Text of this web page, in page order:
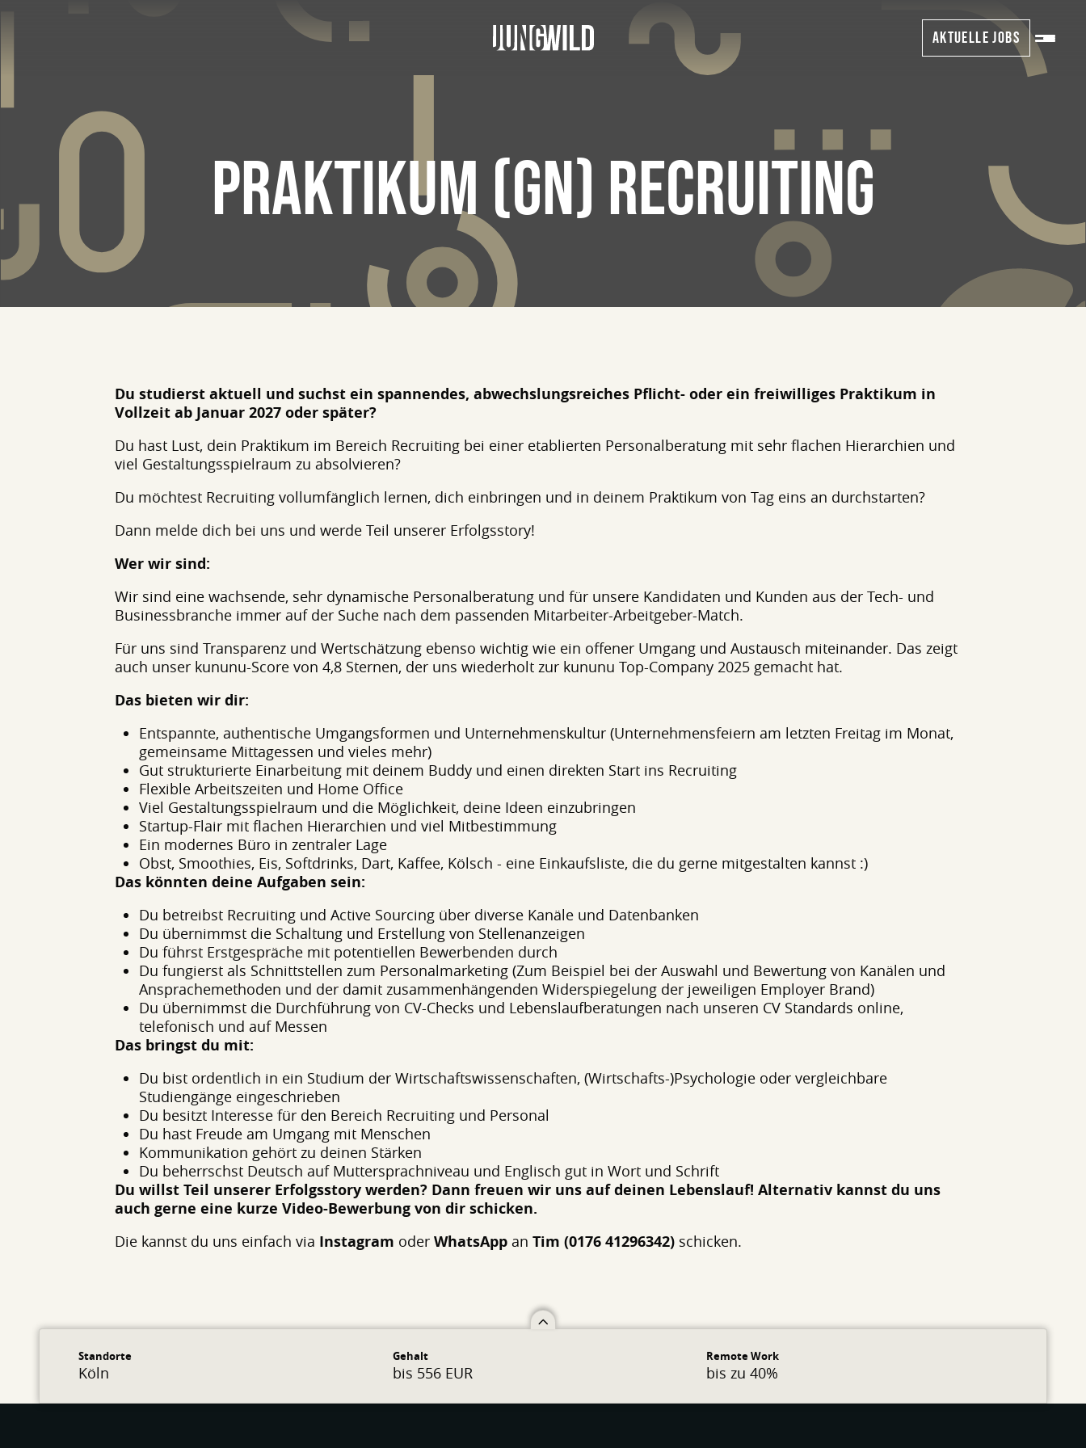
AKTUELLE JOBS
PRAKTIKUM (GN) RECRUITING
Du studierst aktuell und suchst ein spannendes, abwechslungsreiches Pflicht- oder ein freiwilliges Praktikum in
Vollzeit ab Januar 2027 oder später?
Du hast Lust, dein Praktikum im Bereich Recruiting bei einer etablierten Personalberatung mit sehr flachen Hierarchien und
viel Gestaltungsspielraum zu absolvieren?
Du möchtest Recruiting vollumfänglich lernen, dich einbringen und in deinem Praktikum von Tag eins an durchstarten?
Dann melde dich bei uns und werde Teil unserer Erfolgsstory!
Wer wir sind:
Wir sind eine wachsende, sehr dynamische Personalberatung und für unsere Kandidaten und Kunden aus der Tech- und
Businessbranche immer auf der Suche nach dem passenden Mitarbeiter-Arbeitgeber-Match.
Für uns sind Transparenz und Wertschätzung ebenso wichtig wie ein offener Umgang und Austausch miteinander. Das zeigt
auch unser kununu-Score von 4,8 Sternen, der uns wiederholt zur kununu Top-Company 2025 gemacht hat.
Das bieten wir dir:
Entspannte, authentische Umgangsformen und Unternehmenskultur (Unternehmensfeiern am letzten Freitag im Monat,
gemeinsame Mittagessen und vieles mehr)
Gut strukturierte Einarbeitung mit deinem Buddy und einen direkten Start ins Recruiting
Flexible Arbeitszeiten und Home Office
Viel Gestaltungsspielraum und die Möglichkeit, deine Ideen einzubringen
Startup-Flair mit flachen Hierarchien und viel Mitbestimmung
Ein modernes Büro in zentraler Lage
Obst, Smoothies, Eis, Softdrinks, Dart, Kaffee, Kölsch - eine Einkaufsliste, die du gerne mitgestalten kannst :)
Das könnten deine Aufgaben sein:
Du betreibst Recruiting und Active Sourcing über diverse Kanäle und Datenbanken
Du übernimmst die Schaltung und Erstellung von Stellenanzeigen
Du führst Erstgespräche mit potentiellen Bewerbenden durch
Du fungierst als Schnittstellen zum Personalmarketing (Zum Beispiel bei der Auswahl und Bewertung von Kanälen und
Ansprachemethoden und der damit zusammenhängenden Widerspiegelung der jeweiligen Employer Brand)
Du übernimmst die Durchführung von CV-Checks und Lebenslaufberatungen nach unseren CV Standards online,
telefonisch und auf Messen
Das bringst du mit:
Du bist ordentlich in ein Studium der Wirtschaftswissenschaften, (Wirtschafts-)Psychologie oder vergleichbare
Studiengänge eingeschrieben
Du besitzt Interesse für den Bereich Recruiting und Personal
Du hast Freude am Umgang mit Menschen
Kommunikation gehört zu deinen Stärken
Du beherrschst Deutsch auf Muttersprachniveau und Englisch gut in Wort und Schrift
Du willst Teil unserer Erfolgsstory werden? Dann freuen wir uns auf deinen Lebenslauf! Alternativ kannst du uns
auch gerne eine kurze Video-Bewerbung von dir schicken.
Die kannst du uns einfach via Instagram oder WhatsApp an Tim (0176 41296342) schicken.
Standorte
Köln
Gehalt
bis 556 EUR
Remote Work
bis zu 40%